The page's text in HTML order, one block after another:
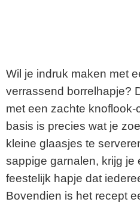
Wil je indruk maken met
verrassend borrelhapje?
met een zachte
basis is precies wat je
kleine glaasjes te
sappige garnalen, krijg je
feestelijk hapje dat
Bovendien is het recept